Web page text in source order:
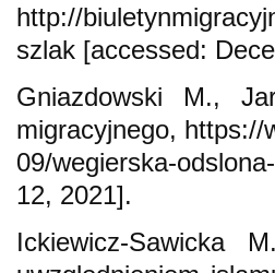
http://
szlak [accessed:
Gniazdowski M.,
migracyjnego, https://
09/wegierska-
12, 2021].
Ickiewicz-Sawicka